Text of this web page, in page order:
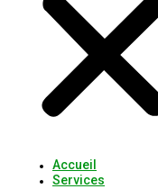
Accueil
Services